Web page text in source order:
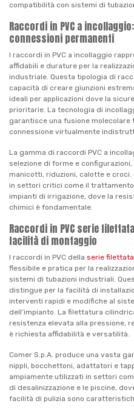
compatibilità con sistemi di
Raccordi in PVC a
connessioni permanenti
I raccordi in PVC a incollaggio
affidabili e durature per la
industriale. Questa tipologia di
capacità di creare giunzioni
ideali per applicazioni dove la
prioritarie. La tecnologia di
garantisce una fusione molecolare
connessione virtualmente
La gamma di raccordi PVC a
selezione di forme e
manicotti, riduzioni, calotte e
in settori critici come il
impianti di irrigazione, dove la
chimici è fondamentale.
Raccordi in PVC serie
facilità di montaggio
I raccordi in PVC della serie
flessibile e pratica per la
sistemi di tubazioni industriali.
distingue per la facilità di
interventi rapidi e modifiche al
dell’impianto. La filettatura
resistenza elevata alla pressione,
è richiesta affidabilità e versatilità.
Comer S.p.A. produce una vasta
nippli, bocchettoni, adattatori e
ampiamente utilizzati in settori
di desalinizzazione e le piscine,
facilità di pulizia sono